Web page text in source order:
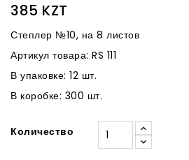
385 KZT
Степлер №10, на 8 листов
Артикул товара: RS 111
В упаковке: 12 шт.
В коробке: 300 шт.
Количество